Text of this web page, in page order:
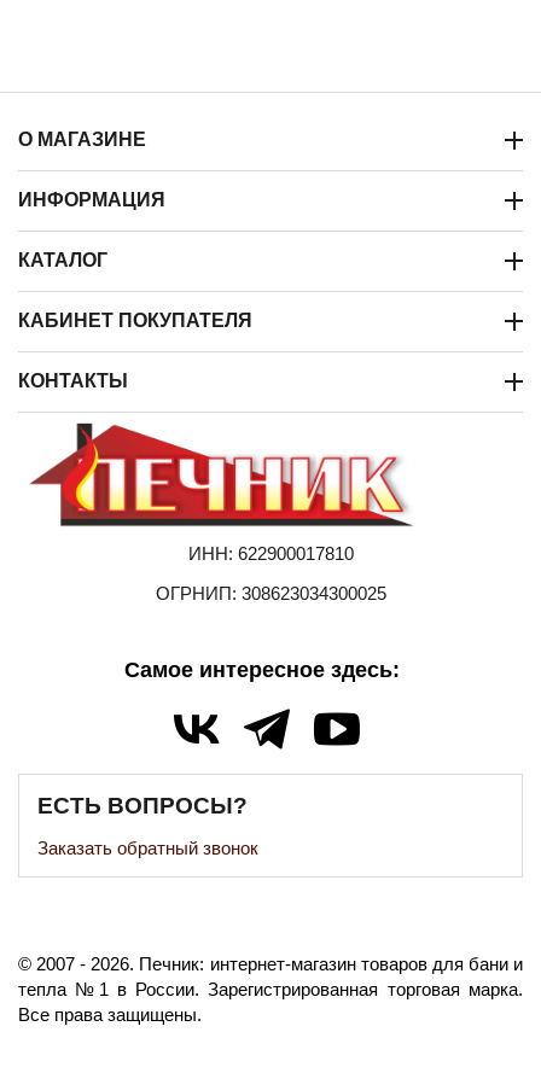
О МАГАЗИНЕ
ИНФОРМАЦИЯ
КАТАЛОГ
КАБИНЕТ ПОКУПАТЕЛЯ
КОНТАКТЫ
ИНН: 622900017810
ОГРНИП: 308623034300025
Самое интересное здесь:
ЕСТЬ ВОПРОСЫ?
Заказать обратный звонок
©️ 2007 - 2026. Печник: интернет-магазин товаров для бани и
тепла №1 в России. Зарегистрированная торговая марка.
Все права защищены.